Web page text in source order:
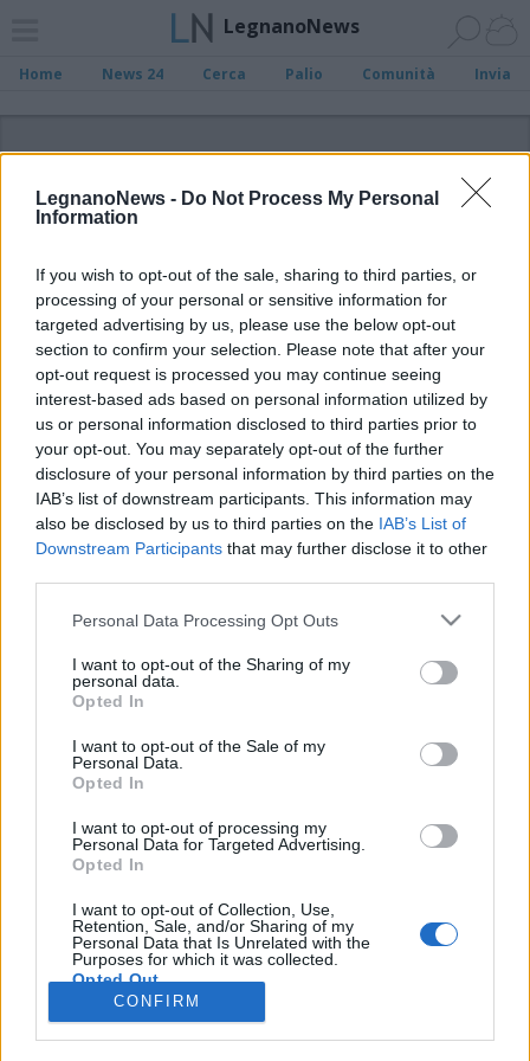
LegnanoNews - Do Not Process My Personal
Information
If you wish to opt-out of the sale, sharing to third parties, or
processing of your personal or sensitive information for
targeted advertising by us, please use the below opt-out
section to confirm your selection. Please note that after your
opt-out request is processed you may continue seeing
interest-based ads based on personal information utilized by
us or personal information disclosed to third parties prior to
your opt-out. You may separately opt-out of the further
disclosure of your personal information by third parties on the
IAB’s list of downstream participants. This information may
also be disclosed by us to third parties on the IAB’s List of
Downstream Participants that may further disclose it to other
Personal Data Processing Opt Outs
I want to opt-out of the Sharing of my
personal data.
Opted In
I want to opt-out of the Sale of my
Personal Data.
Opted In
I want to opt-out of processing my
Personal Data for Targeted Advertising.
Opted In
I want to opt-out of Collection, Use,
Retention, Sale, and/or Sharing of my
Personal Data that Is Unrelated with the
Purposes for which it was collected.
Opted Out
CONFIRM
LegnanoNews
Home News 24 Cerca Palio Comunità Invia
ADV
Archivio di "Fratelli d'Italia Parabiago"
Filtro per data
Non è stato trovato nessun articolo.
Vai al sito in modalità classica
Registrati Redazione Invia notizia Feed RSS Facebook
Twitter
Legnanonews.com
Sito di informazione locale
Direttore responsabile: Marco Tajè
Redazione: Via Matteotti, 3 (presso Famiglia Legnanese)
20025 Legnano (MI)
Email Direzione: direttore@legnanonews.com
Email Redazione: info@legnanonews.com
Pubblicità: commerciale@legnanonews.com
Tutti i contenuti originali sono di proprietà di LegnanoNews, ne è
consentito l'utilizzo citando il sito come fonte. Dei contenuti non originali